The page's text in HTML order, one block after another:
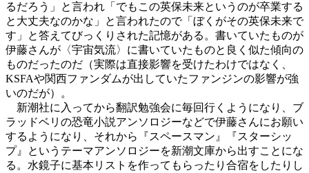
るだろう」と言われ「でもこの英保未来というのが卒業する
と大丈夫なのかな」と言われたので「ぼくがその英保未来で
す」と答えてびっくりされた記憶がある。書いていたものが
伊藤さんが〈宇宙気流〉に書いていたものと良く似た傾向の
ものだったのだ（実際は直接影響を受けたわけではなく、
KSFAや関西ファンダムが出していたファンジンの影響が強
いのだが）。
新潮社に入ってから翻訳勉強会に毎回行くようになり、ブ
ラッドベリの恐竜小説アンソロジーなどで伊藤さんにお願い
するようになり、それから『スペースマン』『スターシッ
プ』というテーマアンソロジーを新潮文庫から出すことにな
る。水鏡子に基本リストを作ってもらったり合宿をしたりし